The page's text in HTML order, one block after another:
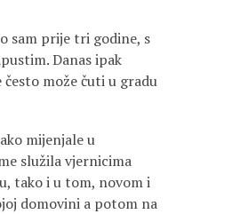
sam prije tri godine, s
Danas ipak
često može čuti u gradu
mijenjale u
služila vjernicima
tako i u tom, novom i
domovini a potom na